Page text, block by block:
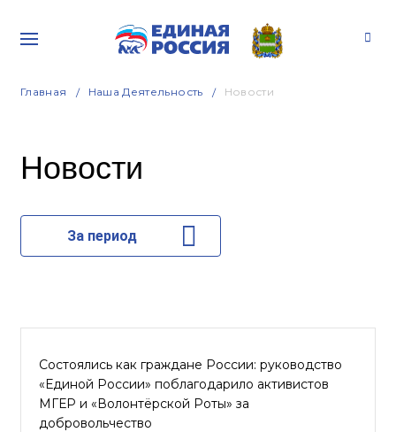
Главная Наша Деятельность Новости
Новости
За период
Состоялись как граждане России: руководство
«Единой России» поблагодарило активистов
МГЕР и «Волонтёрской Роты» за
добровольчество